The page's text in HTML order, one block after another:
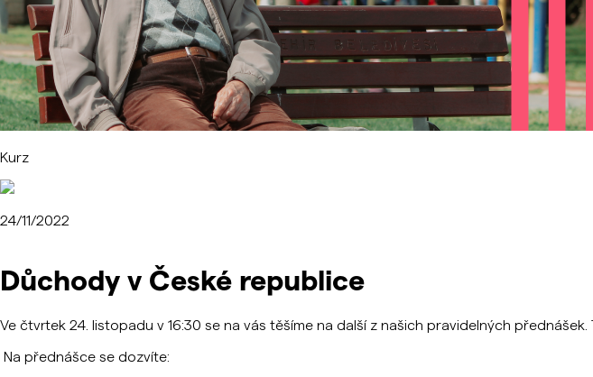
Kurz
24/11/2022
Důchody v České republice
Ve čtvrtek 24. listopadu v 16:30 se na vás těšíme na další z našich pravidelných
Na přednášce se dozvíte: